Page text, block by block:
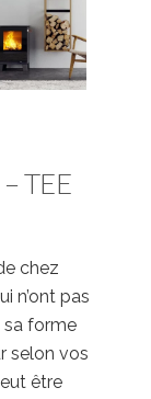
TEE
chez
n’ont pas
sa forme
selon vos
être